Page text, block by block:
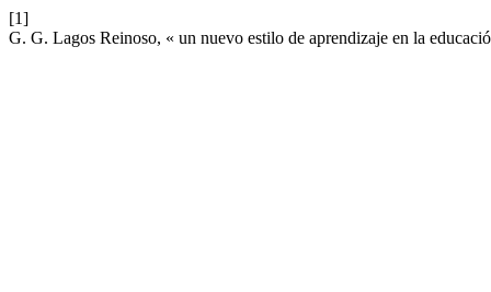
[1]
G. G. Lagos Reinoso, « un nuevo estilo de aprendizaje en la